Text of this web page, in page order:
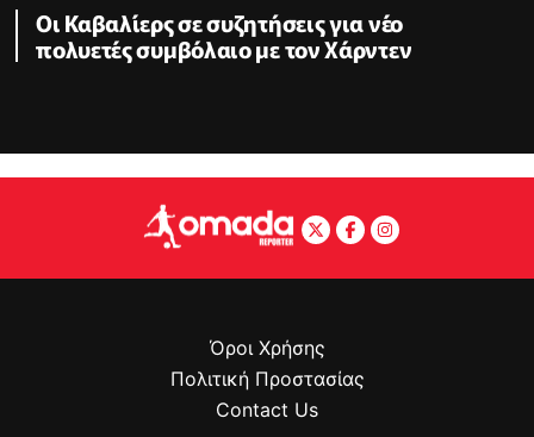
Οι Καβαλίερς σε συζητήσεις για νέο
πολυετές συμβόλαιο με τον Χάρντεν
Όροι Χρήσης
Πολιτική Προστασίας
Contact Us